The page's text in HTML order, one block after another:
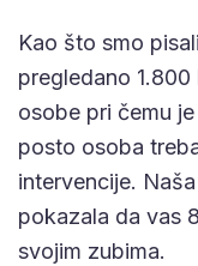
Kao što smo
pregledano
osobe pri čemu
posto osoba
intervencije.
pokazala da vas
svojim zubima.